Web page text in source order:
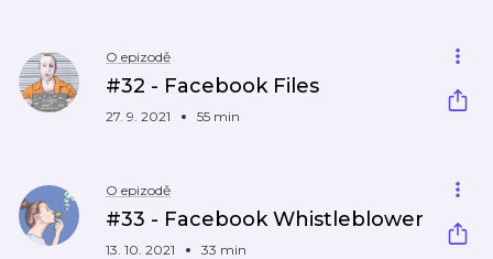
O epizodě
#32 - Facebook Files
27. 9. 2021 55 min
O epizodě
#33 - Facebook Whistleblower
13. 10. 2021 33 min